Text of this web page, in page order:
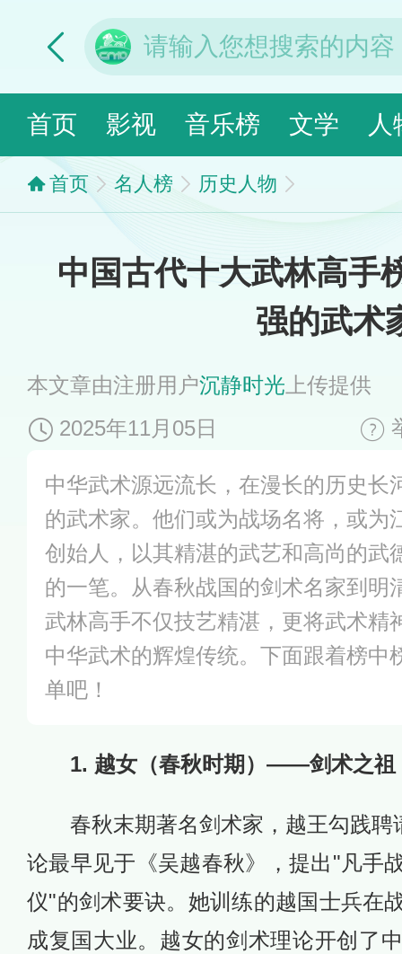
首页 影视 音乐榜 文学 人
首页 名人榜 历史人物
中国古代十大武林高手
强的武术
本文章由注册用户沉静时光 上传提供
2025年11月05日
中华武术源远流长，在漫长的历史长
的武术家。他们或为战场名将，或为
创始人，以其精湛的武艺和高尚的武
的一笔。从春秋战国的剑术名家到明
武林高手不仅技艺精湛，更将武术精
中华武术的辉煌传统。下面跟着榜中
单吧！
1. 越女（春秋时期）——剑术之祖
春秋末期著名剑术家，越王勾践
论最早见于《吴越春秋》，提出"凡手
仪"的剑术要诀。她训练的越国士兵在
成复国大业。越女的剑术理论开创了